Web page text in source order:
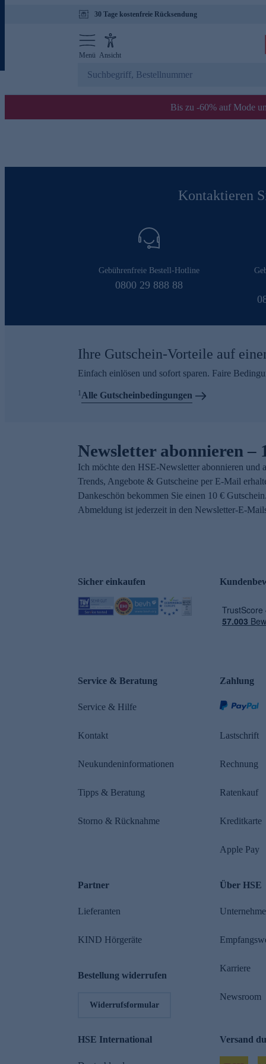
30 Tage kostenfreie Rücksendung
Menü Ansicht
Bis zu -60% auf Mode
Kontaktieren
Gebührenfreie Bestell-Hotline
0800 29 888 88
Ihre Gutschein-Vorteile auf
Einfach einlösen und sofort sparen. Faire
1Alle Gutscheinbedingungen
Newsletter abonnieren –
Ich möchte den HSE-Newsletter abonnieren und
Trends, Angebote & Gutscheine per E-Mail
Dankeschön bekommen Sie einen 10 €
Abmeldung ist jederzeit in den Newsletter-E-
Sicher einkaufen
Service & Beratung
Service & Hilfe
Kontakt
Neukundeninformationen
Tipps & Beratung
Storno & Rücknahme
Zahlung
Lastschrift
Rechnung
Ratenkauf
Kreditkarte
Apple Pay
Partner
Lieferanten
KIND Hörgeräte
Bestellung widerrufen
Widerrufsformular
Über HSE
Karriere
Newsroom
HSE International Versand